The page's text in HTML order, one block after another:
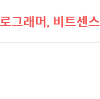
그래머, 비트센스